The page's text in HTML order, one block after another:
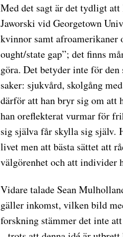
Med det sagt är det tydligt
Jaworski vid Georgetown
kvinnor samt afroamerikaner
ought/state gap”; det finns
göra. Det betyder inte för den
saker: sjukvård, skolgång
därför att han bryr sig om att
han oreflekterat vurmar för
sig själva får skylla sig själv.
livet men att bästa sättet att
välgörenhet och att individer
Vidare talade Sean
gäller inkomst, vilken bild
forskning stämmer det inte